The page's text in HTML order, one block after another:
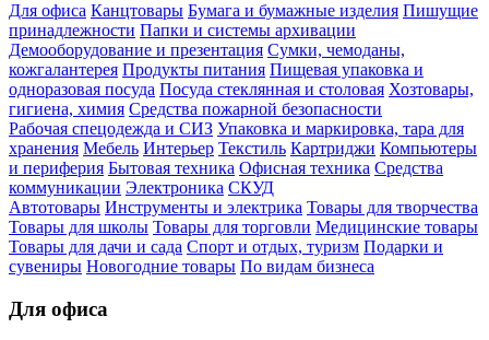
Для офиса Канцтовары Бумага и бумажные изделия Пишущие
принадлежности Папки и системы архивации
Демооборудование и презентация Сумки, чемоданы,
кожгалантерея Продукты питания Пищевая упаковка и
одноразовая посуда Посуда стеклянная и столовая Хозтовары,
гигиена, химия Средства пожарной безопасности
Рабочая спецодежда и СИЗ Упаковка и маркировка, тара для
хранения Мебель Интерьер Текстиль Картриджи Компьютеры
и периферия Бытовая техника Офисная техника Средства
коммуникации Электроника СКУД
Автотовары Инструменты и электрика Товары для творчества
Товары для школы Товары для торговли Медицинские товары
Товары для дачи и сада Спорт и отдых, туризм Подарки и
сувениры Новогодние товары По видам бизнеса
Для офиса